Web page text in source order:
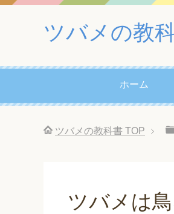
ツバメの教
ホーム
ツバメの教科書 TOP
ツバメは